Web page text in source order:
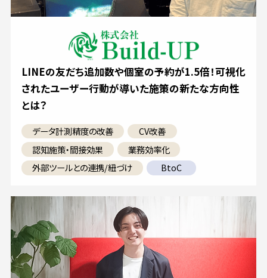
LINEの友だち追加数や個室の予約が1.5倍！可視化
されたユーザー行動が導いた施策の新たな方向性
とは？
データ計測精度の改善
CV改善
認知施策・間接効果
業務効率化
外部ツールとの連携/紐づけ
BtoC